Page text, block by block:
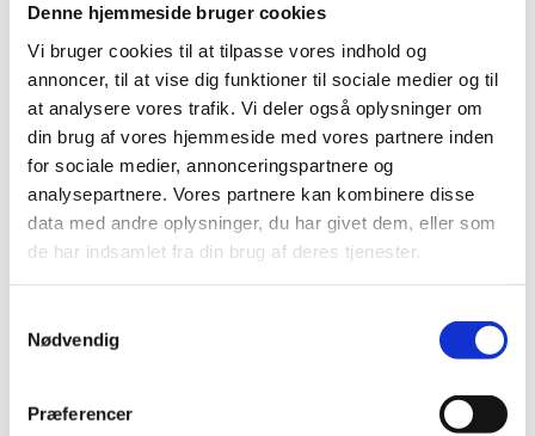
Denne hjemmeside bruger cookies
Vi bruger cookies til at tilpasse vores indhold og
annoncer, til at vise dig funktioner til sociale medier og til
at analysere vores trafik. Vi deler også oplysninger om
din brug af vores hjemmeside med vores partnere inden
for sociale medier, annonceringspartnere og
analysepartnere. Vores partnere kan kombinere disse
data med andre oplysninger, du har givet dem, eller som
de har indsamlet fra din brug af deres tjenester.
Nødvendig
Præferencer
RØRSKADE
Få hjælp til udbedring af din rørskade -
døgnet rundt
utæthed kan have alvorlige konsekvenser, både materielt og
økonomisk. Hos VVS SYD er vi specialister i at håndtere
utætte rør og udbedring af alvorlige rørskader. VVS SYD
dækker hele Syddanmark og rykker ud døgnet rundt, hvis du
har brug for akut hjælp.